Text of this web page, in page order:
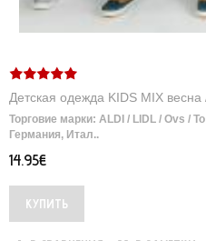
Детская одежда KIDS MIX весна
Торговие марки: ALDI / LIDL / Ovs /
Германия, Итал..
14.95€